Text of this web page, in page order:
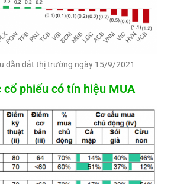
dẫn dắt thị trường ngày 15/9/2021
cổ phiếu có tín hiệu MUA